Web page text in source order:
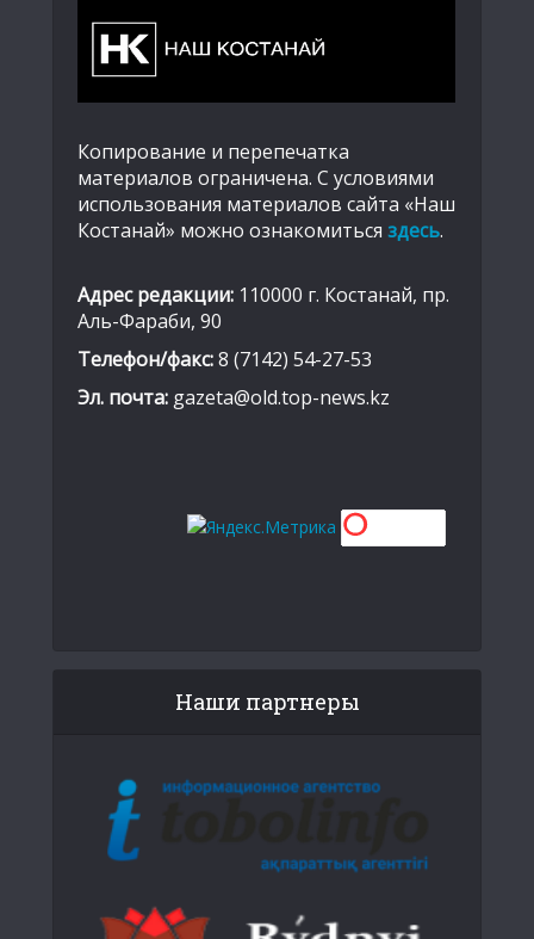
Копирование и перепечатка
материалов ограничена. С условиями
использования материалов сайта «Наш
Костанай» можно ознакомиться здесь.
Адрес редакции: 110000 г. Костанай, пр.
Аль-Фараби, 90
Телефон/факс:8 (7142) 54-27-53
Эл. почта: gazeta@old.top-news.kz
Наши партнеры